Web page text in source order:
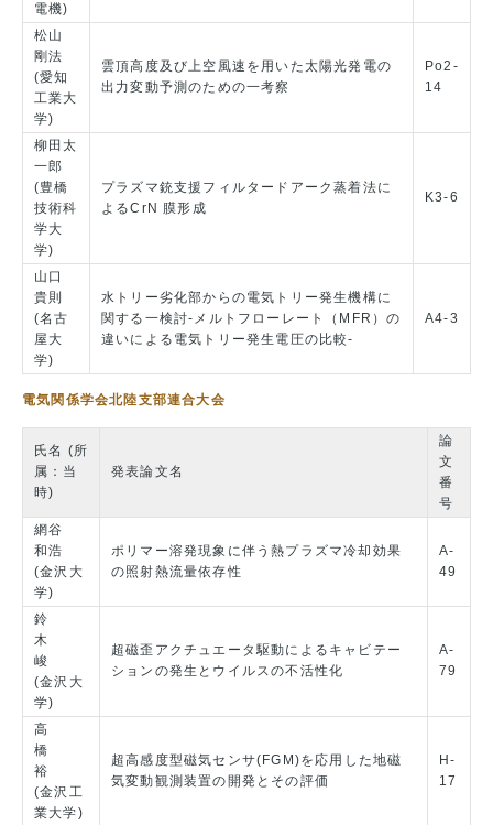
電機)
松山
剛法
(愛知
工業大
学)
雲頂高度及び上空風速を用いた太陽光発電の
出力変動予測のための一考察
Po2-
14
柳田太
一郎
(豊橋
技術科
学大
学)
プラズマ銃支援フィルタードアーク蒸着法に
よるCrN 膜形成
K3-6
山口
貴則
(名古
屋大
学)
水トリー劣化部からの電気トリー発生機構に
関する一検討-メルトフローレート（MFR）の
違いによる電気トリー発生電圧の比較-
A4-3
電気関係学会北陸支部連合大会
氏名 (所
属：当
時)
発表論文名
論
文
番
号
網谷
和浩
(金沢大
学)
ポリマー溶発現象に伴う熱プラズマ冷却効果
の照射熱流量依存性
A-
49
鈴
木
峻
(金沢大
学)
超磁歪アクチュエータ駆動によるキャビテー
ションの発生とウイルスの不活性化
A-
79
高
橋
裕
(金沢工
業大学)
超高感度型磁気センサ(FGM)を応用した地磁
気変動観測装置の開発とその評価
H-
17